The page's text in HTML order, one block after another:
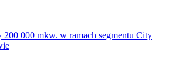
200 000 mkw. w ramach segmentu City